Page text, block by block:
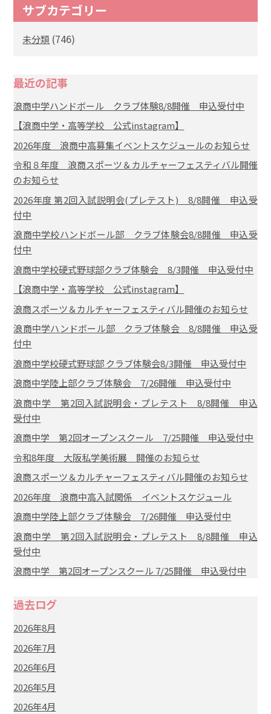
サブカテゴリー
未分類 (746)
最近の記事
浪商中学ハンドボール クラブ体験8/8開催 申込受付中
【浪商中学・高等学校 公式instagram】
2026年度 浪商中高募集イベントスケジュールのお知らせ
令和８年度 浪商スポーツ＆カルチャーフェスティバル開催
のお知らせ
2026年度 第2回入試説明会(プレテスト) 8/8開催 申込受
付中
浪商中学校ハンドボール部 クラブ体験会8/8開催 申込受
付中
浪商中学校硬式野球部クラブ体験会 8/3開催 申込受付中
【浪商中学・高等学校 公式instagram】
浪商スポーツ＆カルチャーフェスティバル開催のお知らせ
浪商中学ハンドボール部 クラブ体験会 8/8開催 申込受
付中
浪商中学校硬式野球部 クラブ体験会8/3開催 申込受付中
浪商中学陸上部クラブ体験会 7/26開催 申込受付中
浪商中学 第2回入試説明会・プレテスト 8/8開催 申込
受付中
浪商中学 第2回オープンスクール 7/25開催 申込受付中
令和8年度 大阪私学美術展 開催のお知らせ
浪商スポーツ＆カルチャーフェスティバル開催のお知らせ
2026年度 浪商中高入試関係 イベントスケジュール
浪商中学陸上部クラブ体験会 7/26開催 申込受付中
浪商中学 第2回入試説明会・プレテスト 8/8開催 申込
受付中
浪商中学 第2回オープンスクール 7/25開催 申込受付中
過去ログ
2026年8月
2026年7月
2026年6月
2026年5月
2026年4月